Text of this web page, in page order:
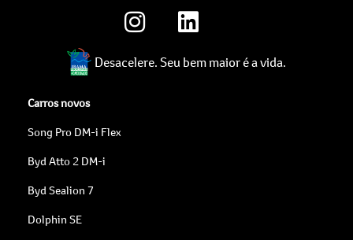
Desacelere. Seu bem maior é a vida.
Carros novos
Song Pro DM-i Flex
Byd Atto 2 DM-i
Byd Sealion 7
Dolphin SE